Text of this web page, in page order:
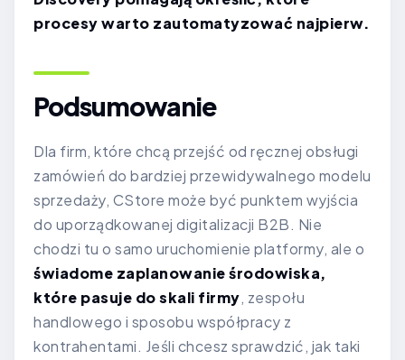
procesy warto zautomatyzować najpierw.
Podsumowanie
Dla firm, które chcą przejść od ręcznej obsługi
zamówień do bardziej przewidywalnego modelu
sprzedaży, CStore może być punktem wyjścia
do uporządkowanej digitalizacji B2B. Nie
chodzi tu o samo uruchomienie platformy, ale o
świadome zaplanowanie środowiska,
które pasuje do skali firmy, zespołu
handlowego i sposobu współpracy z
kontrahentami. Jeśli chcesz sprawdzić, jak taki